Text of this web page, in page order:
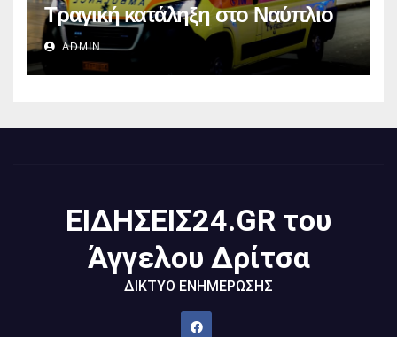
Τραγική κατάληξη στο Ναύπλιο
ADMIN
ΕΙΔΗΣΕΙΣ24.GR του
Άγγελου Δρίτσα
ΔΙΚΤΥΟ ΕΝΗΜΕΡΩΣΗΣ